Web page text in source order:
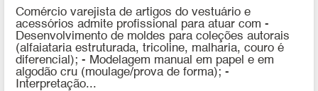
Comércio varejista de artigos do vestuário e
acessórios admite profissional para atuar com -
Desenvolvimento de moldes para coleções autorais
(alfaiataria estruturada, tricoline, malharia, couro é
diferencial); - Modelagem manual em papel e em
algodão cru (moulage/prova de forma); -
Interpretação...